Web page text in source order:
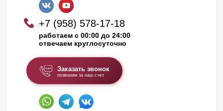
+7 (958) 578-17-18
работаем с 00:00 до 24:00
отвечаем круглосуточно
Заказать звонок
позвоним за наш счет